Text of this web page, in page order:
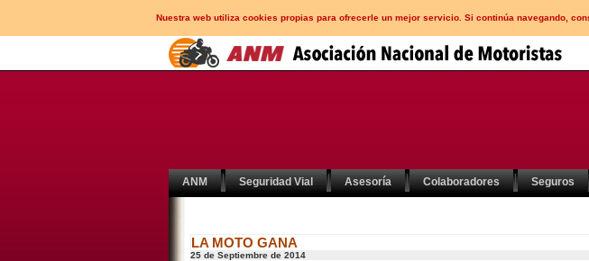
Nuestra web utiliza cookies propias para ofrecerle un mejor servicio. Si continúa navegando,
ANM Seguridad Vial Asesoría Colaboradores Seguros
LA MOTO GANA
25 de Septiembre de 2014